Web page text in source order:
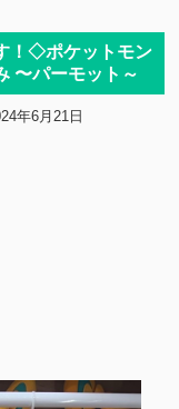
！◇ポケットモン
〜パーモット～
年6月21日